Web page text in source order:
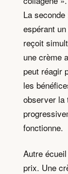
La
espérant
reçoit
une crème
peut réagir
les
observer la
fonctionne.
Autre
prix. Une